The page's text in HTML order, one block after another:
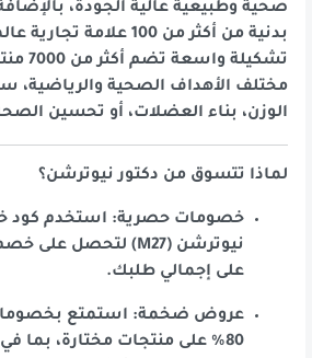
صحية وطبيعية عالية الجودة، بالإضافة
بدنية من أكثر من 100 علامة
تشكيلة
مختلف الأهداف الصحية والرياضية،
الوزن، بناء العضلات، أو تحسين
لماذا تتسوق من دكتور نيوترشن؟
خصومات حصرية: استخدم كود
على إجمالي طلبك.
عروض ضخمة: استمتع
80% على منتجات مختارة، بما